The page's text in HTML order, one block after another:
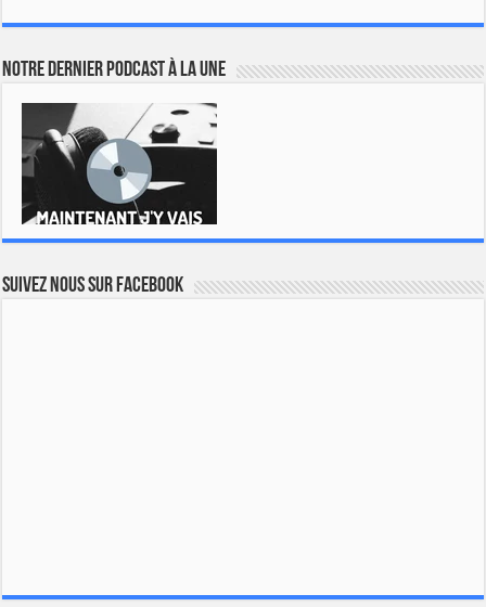
Notre dernier podcast à la une
Suivez nous sur Facebook